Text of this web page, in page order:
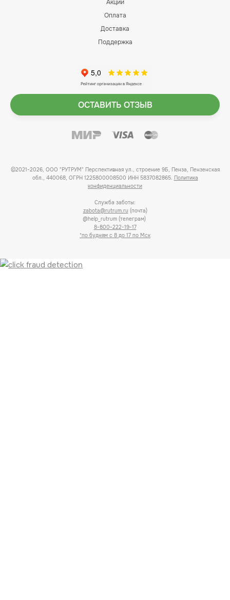
Акции
Оплата
Доставка
Поддержка
ОСТАВИТЬ ОТЗЫВ
©2021-2026, ООО "РУТРУМ" Перспективная ул., строение 9Б, Пенза, Пензенская
обл., 440068, ОГРН 1225800008500 ИНН 5837082865. Политика
конфиденциальности
Служба заботы:
zabota@rutrum.ru (почта)
@help_rutrum (телеграм)
8-800-222-19-17
*по будням с 8 до 17 по Мск